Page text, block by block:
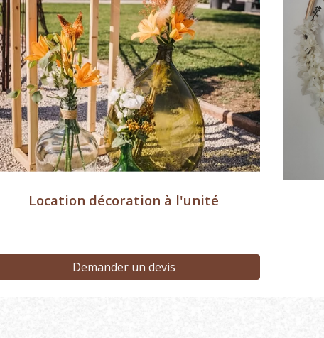
Location décoration à l'unité
Demander un devis